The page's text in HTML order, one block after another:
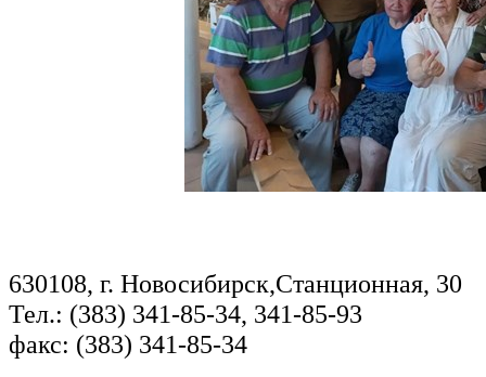
630108, г. Новосибирск,Станционная, 30
Тел.: (383) 341-85-34, 341-85-93
факс: (383) 341-85-34